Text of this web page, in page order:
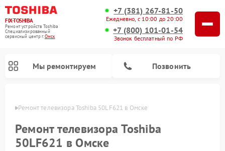
FIX-TOSHIBA
Ремонт устройств Toshiba
Специализированный
cервисный центр г.Омск
+7 (381) 267-81-50
Ежедневно, с 10:00 до 20:00
+7 (800) 101-01-54
Звонок бесплатный по РФ
Мы ремонтируем Позвонить
Ремонт телевизора Toshiba 50LF621 в Омске
Ремонт телевизора Toshiba
50LF621 в Омске